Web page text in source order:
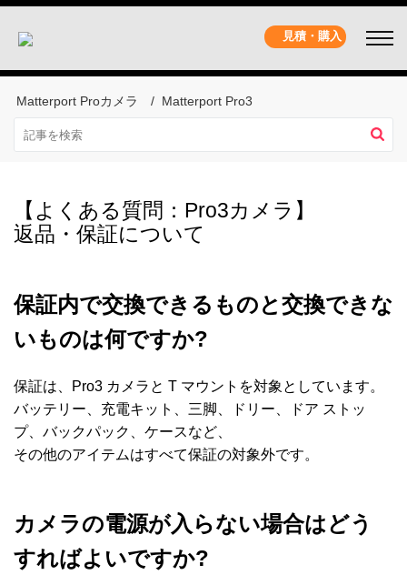
見積・購入
Matterport Proカメラ Matterport Pro3
【よくある質問：Pro3カメラ】
返品・保証について
保証内で交換できるものと交換できな
いものは何ですか?
保証は、Pro3 カメラと T マウントを対象としています。
バッテリー、充電キット、三脚、ドリー、ドア ストッ
プ、バックパック、ケースなど、
その他のアイテムはすべて保証の対象外です。
カメラの電源が入らない場合はどう
すればよいですか?